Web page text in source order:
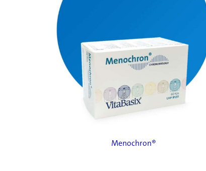
Menochron®